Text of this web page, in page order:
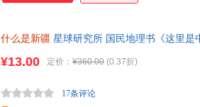
什么是新疆 星球研究所 国民地理书《这里是
¥13.00 定价： ¥360.00 (0.37折)
17条评论